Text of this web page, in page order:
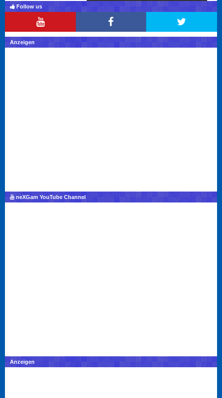
Follow us
Anzeigen
neXGam YouTube Channel
Anzeigen